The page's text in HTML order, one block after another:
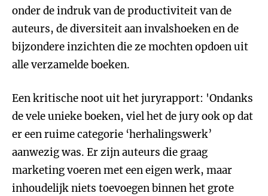
onder de indruk van de productiviteit van de
auteurs, de diversiteit aan invalshoeken en de
bijzondere inzichten die ze mochten opdoen uit
alle verzamelde boeken.
Een kritische noot uit het juryrapport: 'Ondanks
de vele unieke boeken, viel het de jury ook op dat
er een ruime categorie ‘herhalingswerk’
aanwezig was. Er zijn auteurs die graag
marketing voeren met een eigen werk, maar
inhoudelijk niets toevoegen binnen het grote